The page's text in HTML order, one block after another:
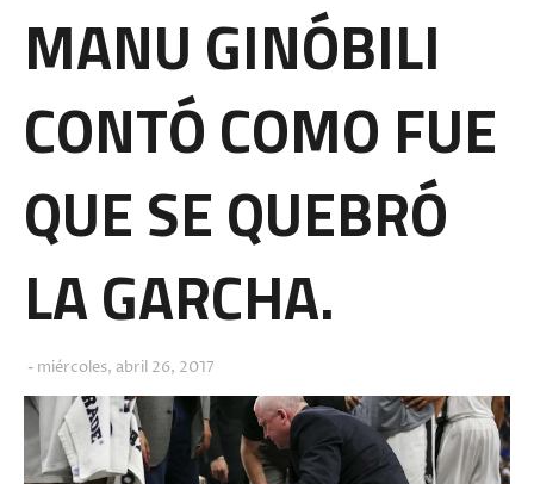
MANU GINÓBILI
CONTÓ COMO FUE
QUE SE QUEBRÓ
LA GARCHA.
miércoles, abril 26, 2017